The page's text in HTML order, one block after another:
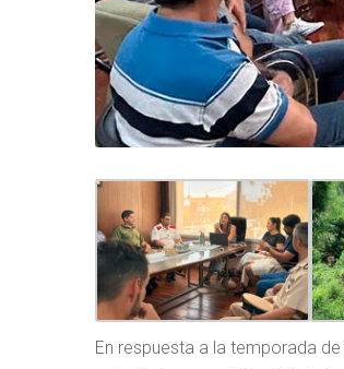
En respuesta a la temporada